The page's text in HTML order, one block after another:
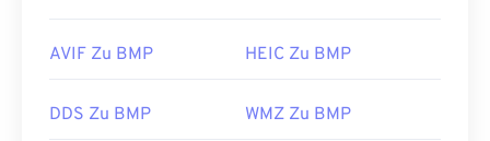
AVIF Zu BMP HEIC Zu BMP
DDS Zu BMP WMZ Zu BMP